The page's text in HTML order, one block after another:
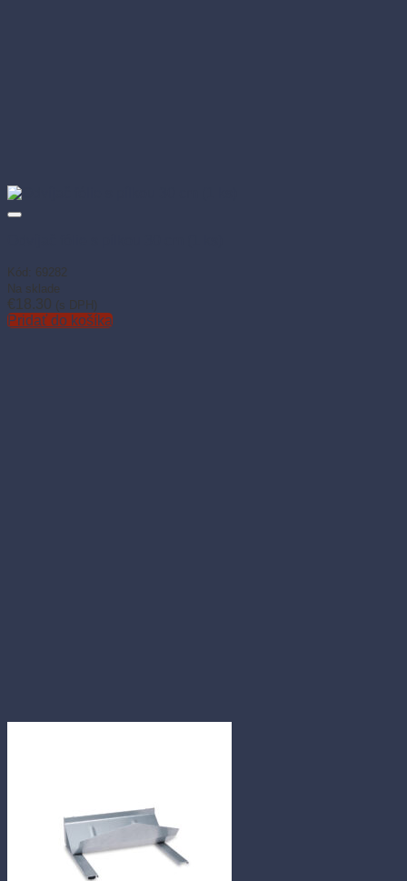
Kód: 69282
Na sklade
€18.30 (s DPH)
Pridať do košíka